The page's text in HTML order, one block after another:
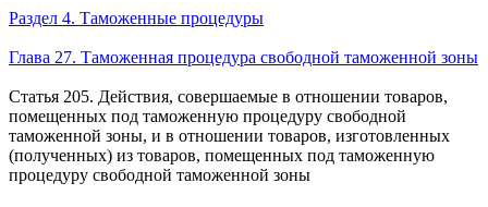
Раздел 4. Таможенные процедуры
Глава 27. Таможенная процедура свободной таможенной зоны
Статья 205. Действия, совершаемые в отношении товаров,
помещенных под таможенную процедуру свободной
таможенной зоны, и в отношении товаров, изготовленных
(полученных) из товаров, помещенных под таможенную
процедуру свободной таможенной зоны